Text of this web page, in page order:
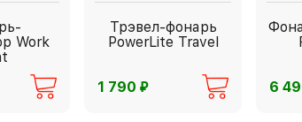
Work
Трэвел-фонарь
PowerLite Travel
1 790 ⃏ 6